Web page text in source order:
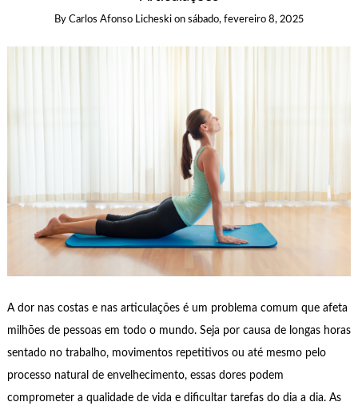
By Carlos Afonso Licheski on sábado, fevereiro 8, 2025
A dor nas costas e nas articulações é um problema comum que afeta
milhões de pessoas em todo o mundo. Seja por causa de longas horas
sentado no trabalho, movimentos repetitivos ou até mesmo pelo
processo natural de envelhecimento, essas dores podem
comprometer a qualidade de vida e dificultar tarefas do dia a dia. As